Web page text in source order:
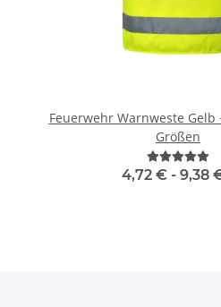
Feuerwehr Warnweste Gelb +
Größen
4,72 € - 9,38